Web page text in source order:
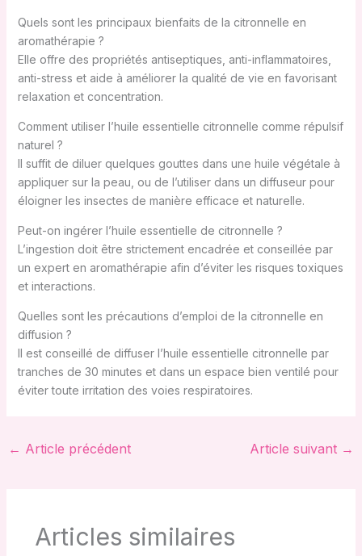
Quels sont les principaux bienfaits de la citronnelle en
aromathérapie ?
Elle offre des propriétés antiseptiques, anti-inflammatoires,
anti-stress et aide à améliorer la qualité de vie en favorisant
relaxation et concentration.
Comment utiliser l’huile essentielle citronnelle comme répulsif
naturel ?
Il suffit de diluer quelques gouttes dans une huile végétale à
appliquer sur la peau, ou de l’utiliser dans un diffuseur pour
éloigner les insectes de manière efficace et naturelle.
Peut-on ingérer l’huile essentielle de citronnelle ?
L’ingestion doit être strictement encadrée et conseillée par
un expert en aromathérapie afin d’éviter les risques toxiques
et interactions.
Quelles sont les précautions d’emploi de la citronnelle en
diffusion ?
Il est conseillé de diffuser l’huile essentielle citronnelle par
tranches de 30 minutes et dans un espace bien ventilé pour
éviter toute irritation des voies respiratoires.
← Article précédent Article suivant →
Articles similaires